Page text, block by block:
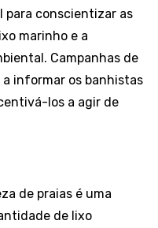
para conscientizar as
marinho e a
Campanhas de
informar os banhistas
los a agir de
de praias é uma
de lixo